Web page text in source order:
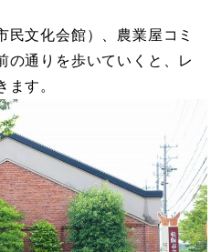
民文化会館）、農業屋コミ
の通りを歩いていくと、レ
ます。